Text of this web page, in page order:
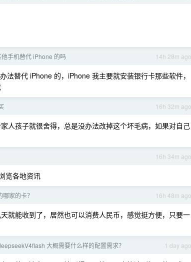
14h 28m ago
手机替代 iPhone 的吗
替代 iPhone 的，iPhone 我主要就安装银行卡那些软件，
16h 32m ago
人孩子就很舍得，总是没办法改掉这个坏毛病，如果对自己
16h 34m ago
览各地资讯
16h 48m ago
家的卡？
就能收到了，居然也可以消费人民币，感觉挺方便，只要一
1 day ago
大概需要什么样的配置需求？